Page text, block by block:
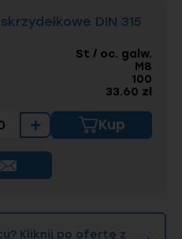
DIN 315
St / oc. galw.
M8
100
33.60 zł
+ Kup
Kliknij po ofertę z